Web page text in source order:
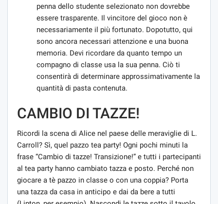
penna dello studente selezionato non dovrebbe
essere trasparente. Il vincitore del gioco non è
necessariamente il più fortunato. Dopotutto, qui
sono ancora necessari attenzione e una buona
memoria. Devi ricordare da quanto tempo un
compagno di classe usa la sua penna. Ciò ti
consentirà di determinare approssimativamente la
quantità di pasta contenuta.
CAMBIO DI TAZZE!
Ricordi la scena di Alice nel paese delle meraviglie di L.
Carroll? Sì, quel pazzo tea party! Ogni pochi minuti la
frase “Cambio di tazze! Transizione!” e tutti i partecipanti
al tea party hanno cambiato tazza e posto. Perché non
giocare a tè pazzo in classe o con una coppia? Porta
una tazza da casa in anticipo e dai da bere a tutti